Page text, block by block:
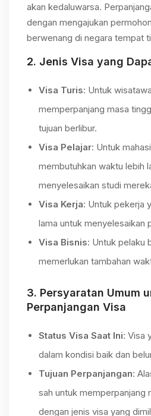
akan kedaluwarsa.
dengan mengajukan
berwenang di negara tempat
2. Jenis Visa yang
Visa Turis: Untuk
memperpanjang masa
tujuan berlibur.
Visa Pelajar: Untuk
membutuhkan waktu lebih
menyelesaikan studi
Visa Kerja: Untuk pekerja
lama untuk menyelesaikan
Visa Bisnis: Untuk pelaku
memerlukan tambahan
3. Persyaratan Umum
Perpanjangan Visa
Status Visa Saat Ini: Visa
dalam kondisi baik dan
Tujuan Perpanjangan:
sah untuk memperpanjang
dengan jenis visa yang